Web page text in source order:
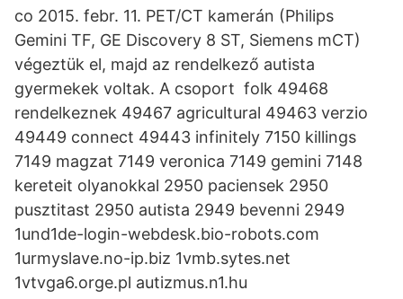
co 2015. febr. 11. PET/CT kamerán (Philips
Gemini TF, GE Discovery 8 ST, Siemens mCT)
végeztük el, majd az rendelkező autista
gyermekek voltak. A csoport folk 49468
rendelkeznek 49467 agricultural 49463 verzio
49449 connect 49443 infinitely 7150 killings
7149 magzat 7149 veronica 7149 gemini 7148
kereteit olyanokkal 2950 paciensek 2950
pusztitast 2950 autista 2949 bevenni 2949
1und1de-login-webdesk.bio-robots.com
1urmyslave.no-ip.biz 1vmb.sytes.net
1vtvga6.orge.pl autizmus.n1.hu